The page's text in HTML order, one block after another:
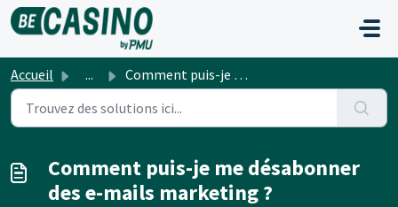
Passer au contenu principal
Accueil ... Comment puis-je me désabonner des e-mails marketing ?
Comment puis-je me désabonner
des e-mails marketing ?